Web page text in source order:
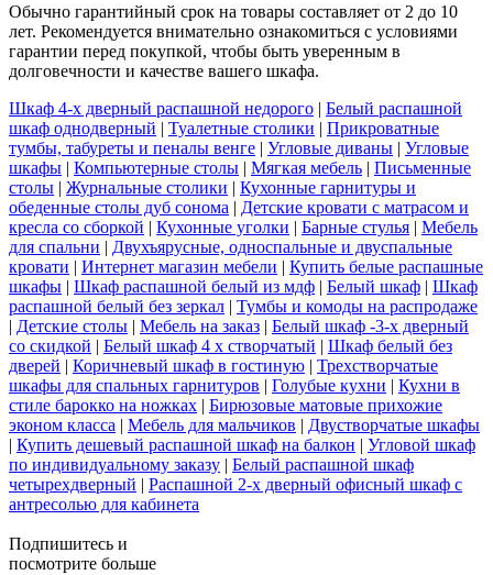
Обычно гарантийный срок на товары составляет от 2 до 10
лет. Рекомендуется внимательно ознакомиться с условиями
гарантии перед покупкой, чтобы быть уверенным в
долговечности и качестве вашего шкафа.
Шкаф 4-х дверный распашной недорого | Белый распашной
шкаф однодверный | Туалетные столики | Прикроватные
тумбы, табуреты и пеналы венге | Угловые диваны | Угловые
шкафы | Компьютерные столы | Мягкая мебель | Письменные
столы | Журнальные столики | Кухонные гарнитуры и
обеденные столы дуб сонома | Детские кровати с матрасом и
кресла со сборкой | Кухонные уголки | Барные стулья | Мебель
для спальни | Двухъярусные, односпальные и двуспальные
кровати | Интернет магазин мебели | Купить белые распашные
шкафы | Шкаф распашной белый из мдф | Белый шкаф | Шкаф
распашной белый без зеркал | Тумбы и комоды на распродаже
| Детские столы | Мебель на заказ | Белый шкаф -3-х дверный
со скидкой | Белый шкаф 4 х створчатый | Шкаф белый без
дверей | Коричневый шкаф в гостиную | Трехстворчатые
шкафы для спальных гарнитуров | Голубые кухни | Кухни в
стиле барокко на ножках | Бирюзовые матовые прихожие
эконом класса | Мебель для мальчиков | Двустворчатые шкафы
| Купить дешевый распашной шкаф на балкон | Угловой шкаф
по индивидуальному заказу | Белый распашной шкаф
четырехдверный | Распашной 2-х дверный офисный шкаф с
антресолью для кабинета
Подпишитесь и
посмотрите больше